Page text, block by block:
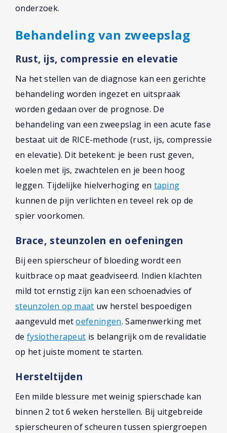
onderzoek.
Behandeling van zweepslag
Rust, ijs, compressie en elevatie
Na het stellen van de diagnose kan een gerichte
behandeling worden ingezet en uitspraak
worden gedaan over de prognose. De
behandeling van een zweepslag in een acute fase
bestaat uit de RICE-methode (rust, ijs, compressie
en elevatie). Dit betekent: je been rust geven,
koelen met ijs, zwachtelen en je been hoog
leggen. Tijdelijke hielverhoging en taping
kunnen de pijn verlichten en teveel rek op de
spier voorkomen.
Brace, steunzolen en oefeningen
Bij een spierscheur of bloeding wordt een
kuitbrace op maat geadviseerd. Indien klachten
mild tot ernstig zijn kan een schoenadvies of
steunzolen op maat uw herstel bespoedigen
aangevuld metoefeningen. Samenwerking met
de fysiotherapeut is belangrijk om de revalidatie
op het juiste moment te starten.
Hersteltijden
Een milde blessure met weinig spierschade kan
binnen 2 tot 6 weken herstellen. Bij uitgebreide
spierscheuren of scheuren tussen spiergroepen